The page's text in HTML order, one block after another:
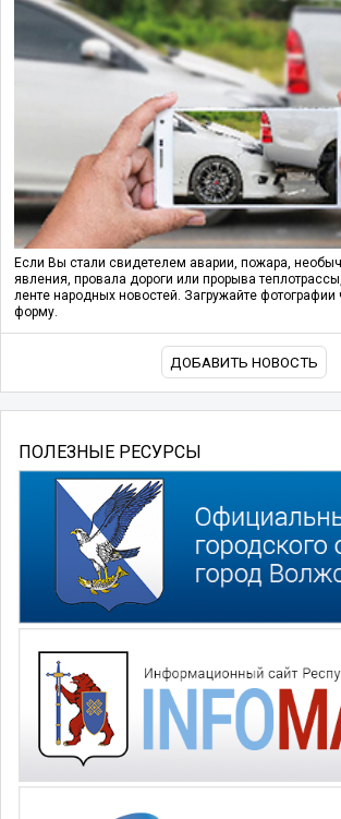
Если Вы стали свидетелем аварии, пожара,
явления, провала дороги или прорыва
ленте народных новостей. Загружайте
форму.
ДОБАВИТЬ НОВОСТЬ
ПОЛЕЗНЫЕ РЕСУРСЫ